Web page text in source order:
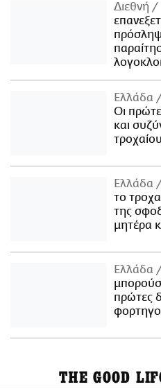
Διεθνή
Ελλάδα
Οι
και
τροχαίου
Ελλάδα
το
της
μητέρα
Ελλάδα
πρώτες
THE GOOD